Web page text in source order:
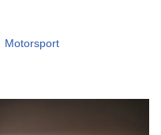
Motorsport